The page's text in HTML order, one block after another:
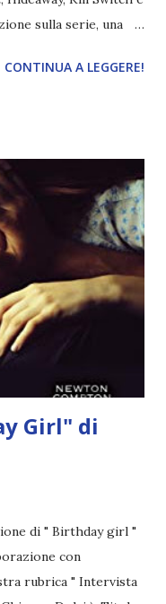
sulla serie, una
singoli. I libri sono in
Douglas
Editori
Laura Lancini
il fratello maggiore del
che guardi
e assolutamente
io l'ho notato. L'ho
i misfatti ch...
CONTINUA A LEGGERE!
Girl" di
di " Birthday girl "
con
rubrica " Intervista